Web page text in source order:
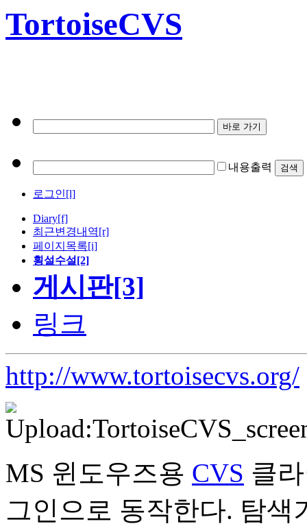
TortoiseCVS
내용출력
로그인[l]
Diary[f]
최근변경내역[r]
페이지목록[i]
횡설수설[2]
게시판[3]
링크
http://www.tortoisecvs.org/
MS 윈도우즈용 CVS 클
그인으로 동작한다. 탐색